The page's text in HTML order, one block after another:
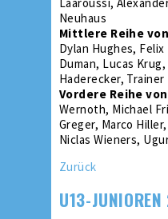
Neuhaus
Mittlere Reihe
Dylan Hughes,
Duman, Lucas
Haderecker,
Vordere Reihe
Wernoth, Michael
Greger, Marco
Niclas Wieners,
Zurück
U13-